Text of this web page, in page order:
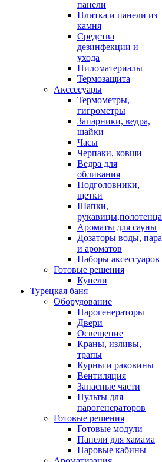
панели
Плитка и панели из
камня
Средства
дезинфекции и
ухода
Пиломатериалы
Термозащита
Аксcесуары
Термометры,
гигрометры
Запарники, ведра,
шайки
Часы
Черпаки, ковши
Ведра для
обливания
Подголовники,
щетки
Шапки,
рукавицы,полотенца
Ароматы для сауны
Дозаторы воды, пара
и ароматов
Наборы аксессуаров
Готовые решения
Купели
Турецкая баня
Оборудование
Парогенераторы
Двери
Освещение
Краны, изливы,
трапы
Курны и раковины
Вентиляция
Запасные части
Пульты для
парогенераторов
Готовые решения
Готовые модули
Панели для хамама
Паровые кабины